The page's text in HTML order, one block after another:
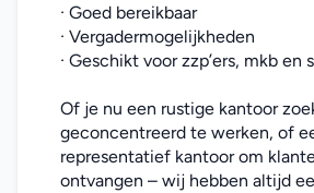
· Goed bereikbaar
· Vergadermogelijkheden
· Geschikt voor zzp’ers, mkb en
Of je nu een rustige kantoor
geconcentreerd te werken, of
representatief kantoor om
ontvangen – wij hebben altijd